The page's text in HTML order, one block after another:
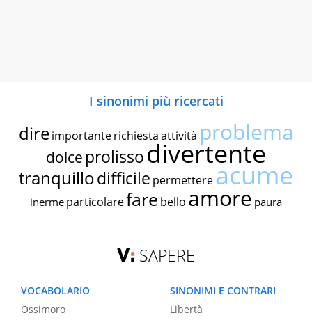
I sinonimi più ricercati
dire importante richiestaattività problema
dolce prolissodivertente
tranquillodifficile permettereacume
inerme particolarefare bello amore paura
SAPERE
VOCABOLARIO
Ossimoro
SINONIMI E CONTRARI
Libertà